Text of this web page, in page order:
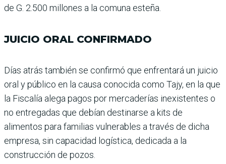
de G. 2.500 millones a la comuna esteña.
JUICIO ORAL CONFIRMADO
Días atrás también se con­firmó que enfrentará un juicio
oral y público en la causa conocida como Tajy, en la que
la Fiscalía alega pagos por mercaderías inexistentes o
no entrega­das que debían destinarse a kits de
alimentos para fami­lias vulnerables a través de dicha
empresa, sin capaci­dad logística, dedicada a la
construcción de pozos.